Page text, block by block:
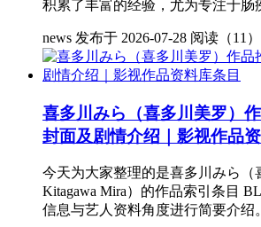
积累了丰富的经验，尤为专注于肠
news 发布于 2026-07-28 阅读（11）
喜多川みら（喜多川美罗）
封面及剧情介绍｜影视作品
今天为大家整理的是喜多川みら（
Kitagawa Mira）的作品索引条目
信息与艺人资料角度进行简要介绍